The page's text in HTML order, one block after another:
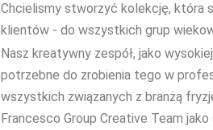
Chcielismy stworzyć kolekcję, która
klientów - do wszystkich grup
Nasz kreatywny zespół, jako
potrzebne do zrobienia tego w
wszystkich związanych z branżą
Francesco Group Creative Team